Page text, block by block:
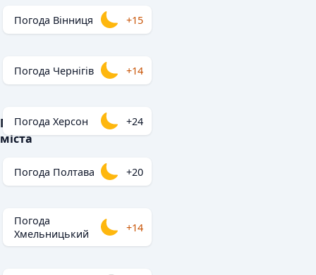
Популярні
міста
Погода Вінниця +15
Погода Чернігів +14
Погода Херсон +24
Погода Полтава +20
Погода
Хмельницький
+14